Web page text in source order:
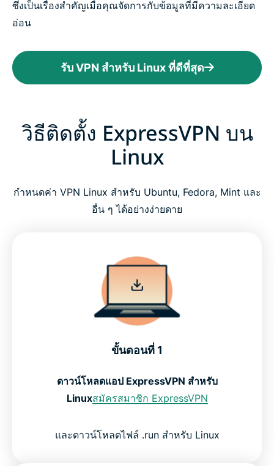
ซึ่งเป็นเรื่องสำคัญเมื่อคุณจัดการกับข้อมูลที่มีความละเอียด
อ่อน
รับ VPN สำหรับ Linux ที่ดีที่สุด
วิธีติดตั้ง ExpressVPN บน
Linux
กำหนดค่า VPN Linux สำหรับ Ubuntu, Fedora, Mint และ
อื่น ๆ ได้อย่างง่ายดาย
ขั้นตอนที่ 1
ดาวน์โหลดแอป ExpressVPN สำหรับ
Linuxสมัครสมาชิก ExpressVPN
และดาวน์โหลดไฟล์ .run สำหรับ Linux